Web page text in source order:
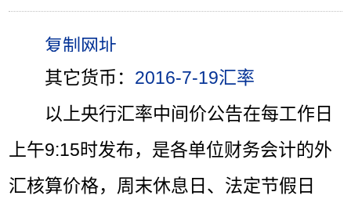
其它货币： 2016-7-19汇率
以上央行汇率中间价公告在每工作日
上午9:15时发布，是各单位财务会计的外
汇核算价格，周末休息日、法定节假日